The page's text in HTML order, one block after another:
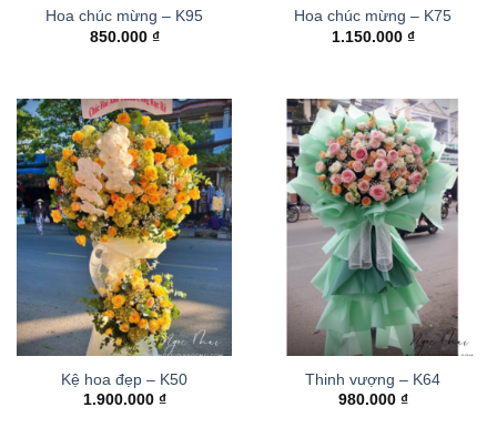
Hoa chúc mừng – K95
850.000 ₫
Hoa chúc mừng – K75
1.150.000 ₫
Kệ hoa đẹp – K50
1.900.000 ₫
Thinh vượng – K64
980.000 ₫